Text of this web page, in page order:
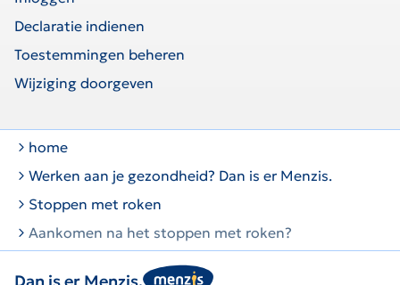
Declaratie indienen
Toestemmingen beheren
Wijziging doorgeven
home
Werken aan je gezondheid? Dan is er Menzis.
Stoppen met roken
Aankomen na het stoppen met roken?